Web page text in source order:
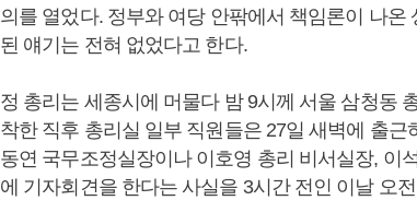
의를 열었다. 정부와 여당 안팎에서 책임론이 나
된 얘기는 전혀 없었다고 한다.
정 총리는 세종시에 머물다 밤 9시께 서울 삼청동
착한 직후 총리실 일부 직원들은 27일 새벽에 출
동연 국무조정실장이나 이호영 총리 비서실장, 이
에 기자회견을 한다는 사실을 3시간 전인 이날 오